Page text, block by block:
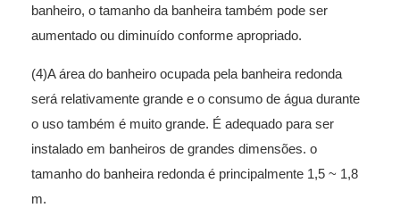
banheiro, o tamanho da banheira também pode ser
aumentado ou diminuído conforme apropriado.
(4)A área do banheiro ocupada pela banheira redonda
será relativamente grande e o consumo de água durante
o uso também é muito grande. É adequado para ser
instalado em banheiros de grandes dimensões. o
tamanho do banheira redonda é principalmente 1,5 ~ 1,8
m.